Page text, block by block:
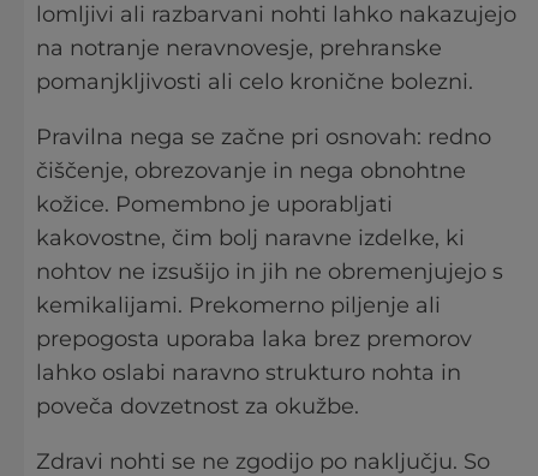
lomljivi ali razbarvani nohti lahko nakazujejo
na notranje neravnovesje, prehranske
pomanjkljivosti ali celo kronične bolezni.
Pravilna nega se začne pri osnovah: redno
čiščenje, obrezovanje in nega obnohtne
kožice. Pomembno je uporabljati
kakovostne, čim bolj naravne izdelke, ki
nohtov ne izsušijo in jih ne obremenjujejo s
kemikalijami. Prekomerno piljenje ali
prepogosta uporaba laka brez premorov
lahko oslabi naravno strukturo nohta in
poveča dovzetnost za okužbe.
Zdravi nohti se ne zgodijo po naključju. So